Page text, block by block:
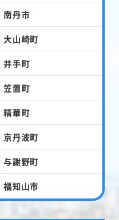
南丹市
大山崎町
井手町
笠置町
精華町
京丹波町
与謝野町
福知山市